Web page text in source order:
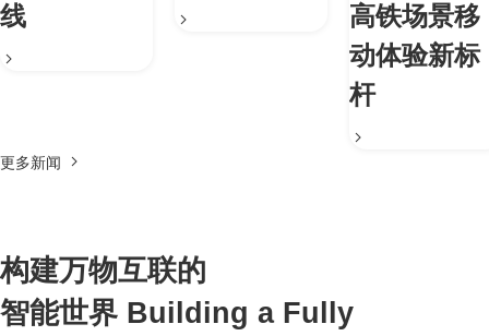
线
高铁场景移
动体验新标
杆
更多新闻
构建万物互联的
智能世界 Building a Fully